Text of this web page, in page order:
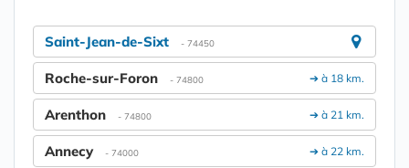
Saint-Jean-de-Sixt - 74450
➔ à 18 km.
Roche-sur-Foron - 74800
➔ à 21 km.
Arenthon - 74800
➔ à 22 km.
Annecy - 74000